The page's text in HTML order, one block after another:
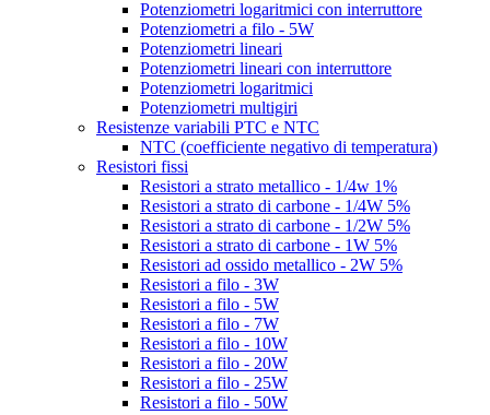
Potenziometri logaritmici con interruttore
Potenziometri a filo - 5W
Potenziometri lineari
Potenziometri lineari con interruttore
Potenziometri logaritmici
Potenziometri multigiri
Resistenze variabili PTC e NTC
NTC (coefficiente negativo di temperatura)
Resistori fissi
Resistori a strato metallico - 1/4w 1%
Resistori a strato di carbone - 1/4W 5%
Resistori a strato di carbone - 1/2W 5%
Resistori a strato di carbone - 1W 5%
Resistori ad ossido metallico - 2W 5%
Resistori a filo - 3W
Resistori a filo - 5W
Resistori a filo - 7W
Resistori a filo - 10W
Resistori a filo - 20W
Resistori a filo - 25W
Resistori a filo - 50W